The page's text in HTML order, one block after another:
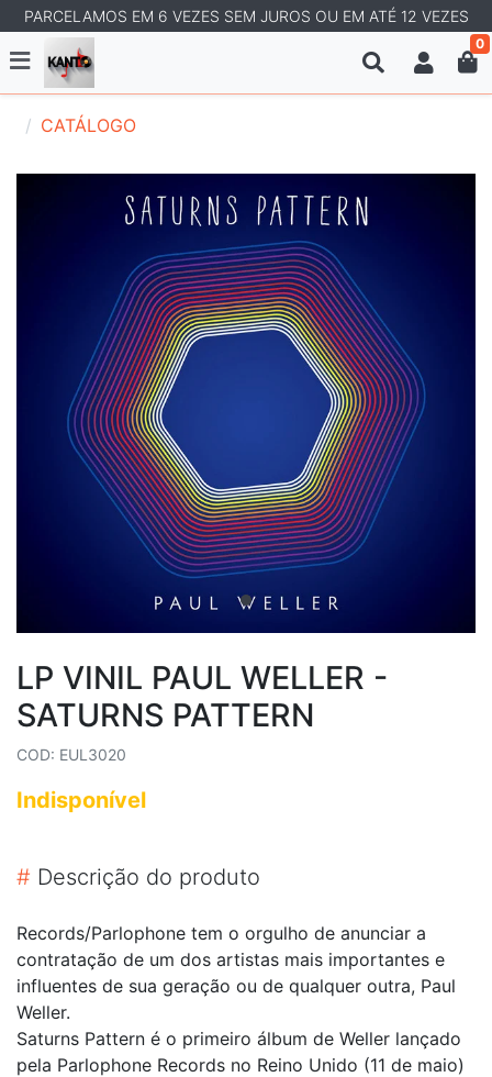
PARCELAMOS EM 6 VEZES SEM JUROS OU EM ATÉ 12 VEZES
0
CATÁLOGO
LP VINIL PAUL WELLER -
SATURNS PATTERN
COD: EUL3020
Indisponível
# Descrição do produto
Records/Parlophone tem o orgulho de anunciar a
contratação de um dos artistas mais importantes e
influentes de sua geração ou de qualquer outra, Paul
Weller.
Saturns Pattern é o primeiro álbum de Weller lançado
pela Parlophone Records no Reino Unido (11 de maio)